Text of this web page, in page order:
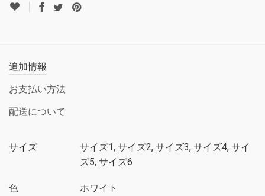
追加情報
お支払い方法
配送について
サイズ
サイズ1, サイズ2, サイズ3, サイズ4, サイ
ズ5, サイズ6
色 ホワイト